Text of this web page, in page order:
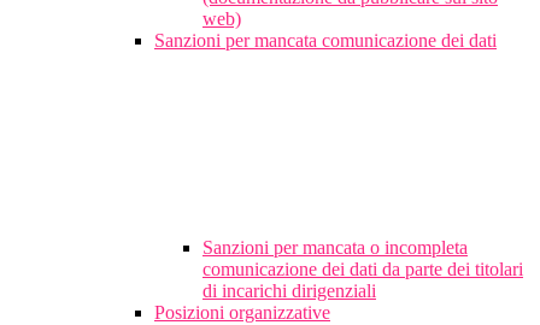
web)
Sanzioni per mancata comunicazione dei dati
Sanzioni per mancata o incompleta
comunicazione dei dati da parte dei titolari
di incarichi dirigenziali
Posizioni organizzative